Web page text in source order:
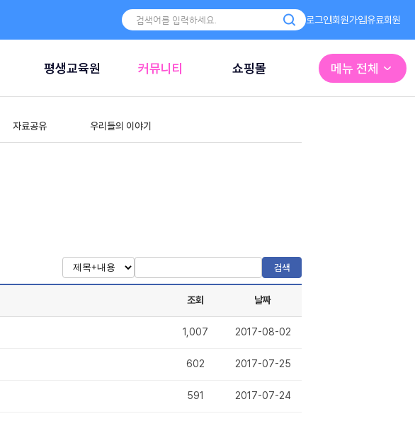
로그인회원가입유료회원
평생교육원 커뮤니티 쇼핑몰 메뉴 전체
자료공유 우리들의 이야기
검색
조회 날짜
1,007 2017-08-02
602 2017-07-25
591 2017-07-24